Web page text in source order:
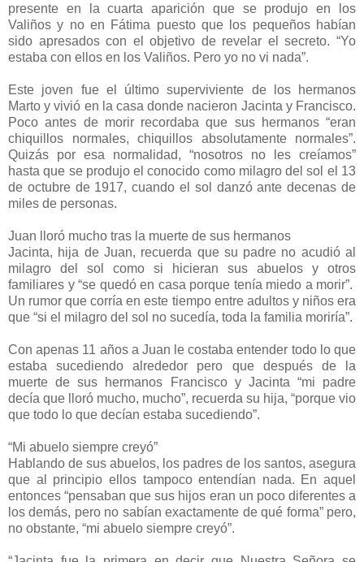
presente en la cuarta aparición que se produjo en los
Valiños y no en Fátima puesto que los pequeños habían
sido apresados con el objetivo de revelar el secreto. “Yo
estaba con ellos en los Valiños. Pero yo no vi nada”.
Este joven fue el último superviviente de los hermanos
Marto y vivió en la casa donde nacieron Jacinta y Francisco.
Poco antes de morir recordaba que sus hermanos “eran
chiquillos normales, chiquillos absolutamente normales”.
Quizás por esa normalidad, “nosotros no les creíamos”
hasta que se produjo el conocido como milagro del sol el 13
de octubre de 1917, cuando el sol danzó ante decenas de
miles de personas.
Juan lloró mucho tras la muerte de sus hermanos
Jacinta, hija de Juan, recuerda que su padre no acudió al
milagro del sol como si hicieran sus abuelos y otros
familiares y “se quedó en casa porque tenía miedo a morir”.
Un rumor que corría en este tiempo entre adultos y niños era
que “si el milagro del sol no sucedía, toda la familia moriría”.
Con apenas 11 años a Juan le costaba entender todo lo que
estaba sucediendo alrededor pero que después de la
muerte de sus hermanos Francisco y Jacinta “mi padre
decía que lloró mucho, mucho”, recuerda su hija, “porque vio
que todo lo que decían estaba sucediendo”.
“Mi abuelo siempre creyó”
Hablando de sus abuelos, los padres de los santos, asegura
que al principio ellos tampoco entendían nada. En aquel
entonces “pensaban que sus hijos eran un poco diferentes a
los demás, pero no sabían exactamente de qué forma” pero,
no obstante, “mi abuelo siempre creyó”.